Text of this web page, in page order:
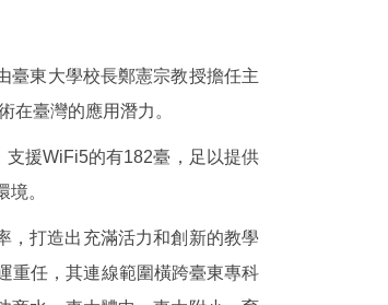
臺東大學校長鄭憲宗教授擔任主
在臺灣的應用潛力。
援WiFi5的有182臺，足以提供
。
打造出充滿活力和創新的教學
重任，其連線範圍橫跨臺東專科